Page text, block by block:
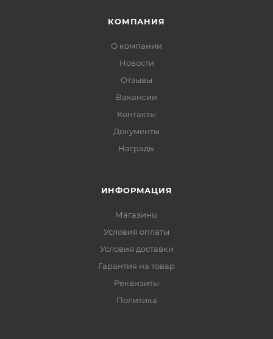
КОМПАНИЯ
О компании
Новости
Отзывы
Вакансии
Контакты
Документы
Награды
ИНФОРМАЦИЯ
Магазины
Условия оплаты
Условия доставки
Гарантия на товар
Реквизиты
Политика